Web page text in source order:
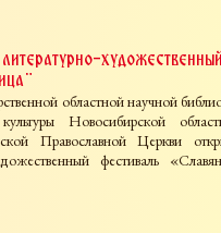
художественный
областной научной
Новосибирской
Православной Церкви
фестиваль